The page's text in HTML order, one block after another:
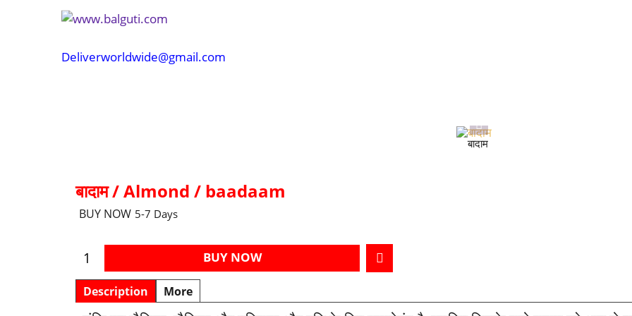
Deliverworldwide@gmail.com
बादाम
बादाम / Almond / baadaam
BUY NOW 5-7 Days
BUY NOW
Description More